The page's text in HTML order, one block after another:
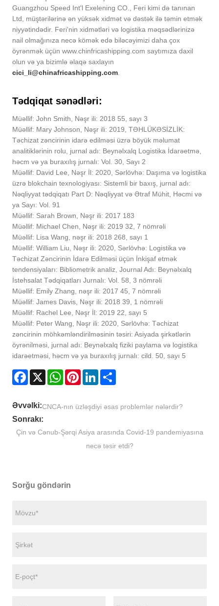
Guangzhou Speed Int'l Exelening CO., Feri kimi də tanınan
Ltd, müştərilərinə ən yüksək xidmət və dəstək ilə təmin etmək
niyyətindədir. Feri'nin xidmətləri və logistika məqsədlərinizə
nail olmağınıza necə kömək edə biləcəyimizi daha çox
öyrənmək üçün www.chinfricashipping.com saytımıza daxil
olun və ya bizimlə əlaqə saxlayın
cici_li@chinafricashipping.com
Tədqiqat sənədləri:
Müəllif: John Smith, Nəşr ili: 2018 55, sayı 3
Müəllif: Mary Johnson, Nəşr ili: 2019, TƏHLÜKƏSİZLİK:
Təchizat zəncirinin idarə edilməsi üzrə böyük məlumat
analitiklərinin rolu, jurnal adı: Beynəlxalq Logistika İdarəetmə,
həcm və ya buraxılış jurnalı: Vol. 30, Sayı 2
Müəllif: David Lee, Nəşr İl: 2020, Sərlövhə: Daşıma və logistika
üzrə blokchain texnologiyası: Sistemli bir baxış, jurnal adı:
Nəqliyyat tədqiqatı Part D: Nəqliyyat və Ətraf Mühit, Həcmi və
ya Sayı: Vol. 91
Müəllif: Sarah Brown, Nəşr ili: 2017 183
Müəllif: Michael Chen, Nəşr ili: 2019 32, 7 nömrəli
Müəllif: Lisa Wang, nəşr ili: 2018 268, sayı 1
Müəllif: William Liu, Nəşr ili: 2020, Sərlövhə: Logistika və
Təchizat Zəncirinin İdarə Edilməsi üçün İnkişaf etmək
tendensiyaları: Bibliometrik analiz, Journal Adı: Beynəlxalq
İstehsalat Tədqiqatları Jurnalı: Vol. 58, 3 nömrəli
Müəllif: Emily Zhang, nəşr ili: 2017 45, 7 nömrəli
Müəllif: James Davis, Nəşr ili: 2018 39, 1 nömrəli
Müəllif: Rachel Lee, Nəşr İl: 2019 22, sayı 5
Müəllif: Peter Wang, Nəşr ili: 2020, Sərlövhə: Təchizat
zəncirinin möhkəmləndirilməsinin təsiri: Asiyada şirkətlərin
öyrənilməsi, jurnal adı: Beynəlxalq fiziki paylama və logistika
idarəetməsi, həcm və ya buraxılış jurnalı: cild. 50, sayı 5
Facebook
X WhatsAppPinterestLinkedIn
Əvvəlki:CNCA-nın üzləşdiyi əsas problemlər nələrdir?
Sonrakı:
Çin və Cənub-Şərqi Asiya arasında Covid-19 pandemiyasına
necə təsir etdi?
Sorğu göndərin